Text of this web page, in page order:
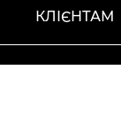
КЛІЄНТАМ